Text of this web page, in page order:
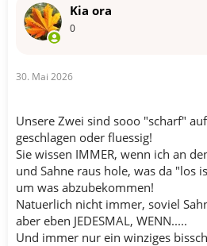
Kia ora
0
30. Mai 2026
Unsere Zwei sind sooo "scharf"
geschlagen oder fluessig!
Sie wissen IMMER, wenn ich an
und Sahne raus hole, was da "los
um was abzubekommen!
Natuerlich nicht immer, soviel
aber eben JEDESMAL, WENN.....
Und immer nur ein winziges